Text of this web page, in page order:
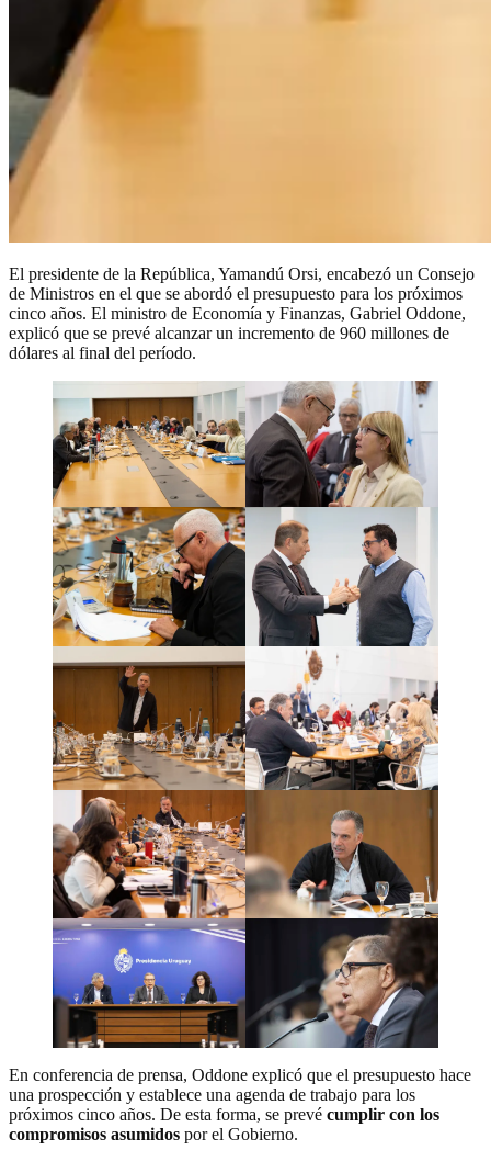
El presidente de la República, Yamandú Orsi, encabezó un Consejo
de Ministros en el que se abordó el presupuesto para los próximos
cinco años. El ministro de Economía y Finanzas, Gabriel Oddone,
explicó que se prevé alcanzar un incremento de 960 millones de
dólares al final del período.
En conferencia de prensa, Oddone explicó que el presupuesto hace
una prospección y establece una agenda de trabajo para los
próximos cinco años. De esta forma, se prevé cumplir con los
compromisos asumidos por el Gobierno.